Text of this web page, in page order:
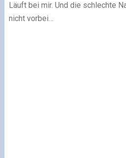
Läuft bei mir. Und die schlechte
nicht vorbei…